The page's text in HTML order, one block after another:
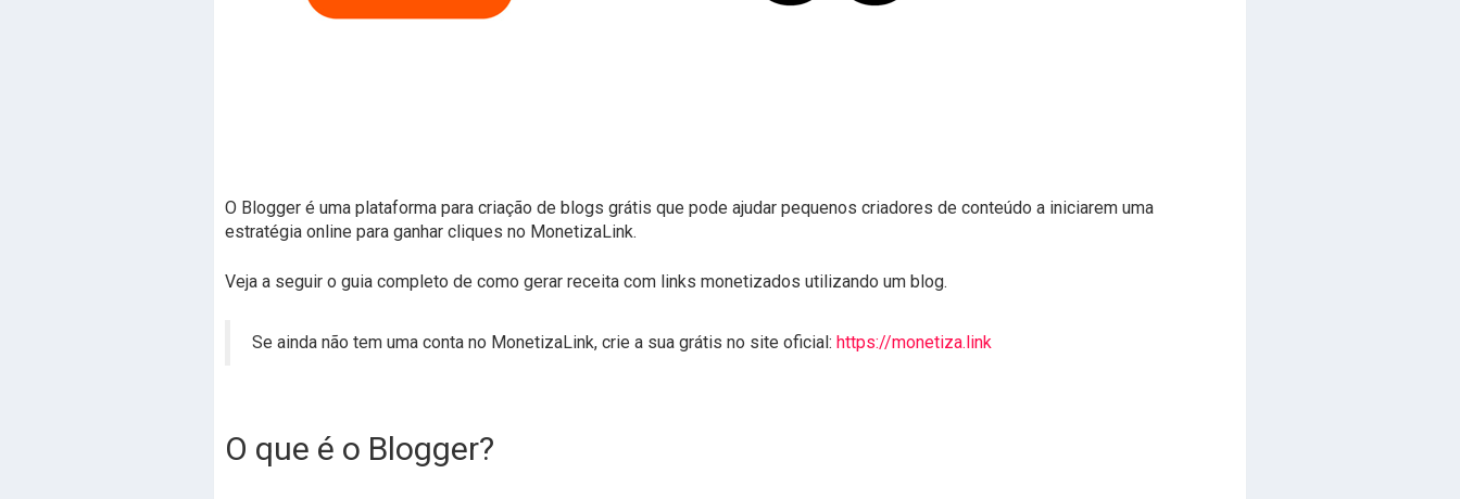
O Blogger é uma plataforma para criação de blogs grátis que pode ajudar pequenos criadores de conteúdo a iniciarem uma
estratégia online para ganhar cliques no MonetizaLink.
Veja a seguir o guia completo de como gerar receita com links monetizados utilizando um blog.
Se ainda não tem uma conta no MonetizaLink, crie a sua grátis no site oficial: https://monetiza.link
O que é o Blogger?